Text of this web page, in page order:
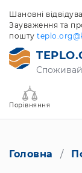
Шановні
Зауваження та
пошту
Порівняння
Головна